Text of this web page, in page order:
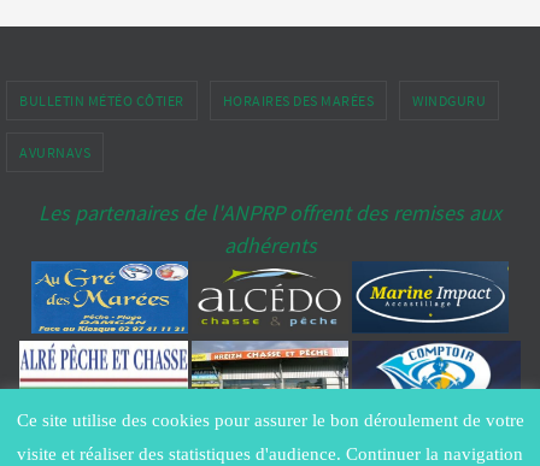
BULLETIN MÉTÉO CÔTIER HORAIRES DES MARÉES WINDGURU
AVURNAVS
Les partenaires de l'ANPRP offrent des remises aux
adhérents
Copyright ANPRP-port-penerf.fr® - All Rights Reserved -Contacter le
Webmestre
Ce site utilise des cookies pour assurer le bon déroulement de votre
visite et réaliser des statistiques d'audience. Continuer la navigation